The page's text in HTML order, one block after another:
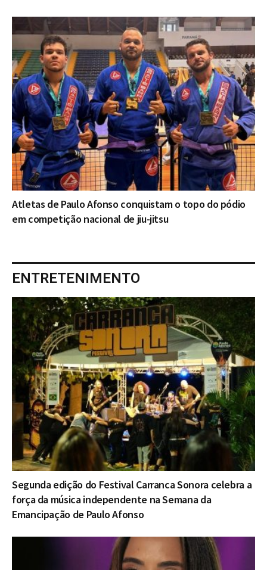
Atletas de Paulo Afonso conquistam o topo do pódio
em competição nacional de jiu-jitsu
ENTRETENIMENTO
Segunda edição do Festival Carranca Sonora celebra a
força da música independente na Semana da
Emancipação de Paulo Afonso